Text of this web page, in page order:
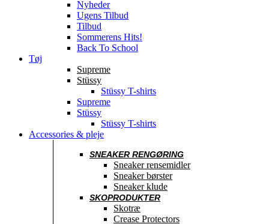
Nyheder
Ugens Tilbud
Tilbud
Sommerens Hits!
Back To School
Tøj
Supreme
Stüssy
Stüssy T-shirts
Supreme
Stüssy
Stüssy T-shirts
Accessories & pleje
SNEAKER RENGØRING
Sneaker rensemidler
Sneaker børster
Sneaker klude
SKOPRODUKTER
Skotræ
Crease Protectors